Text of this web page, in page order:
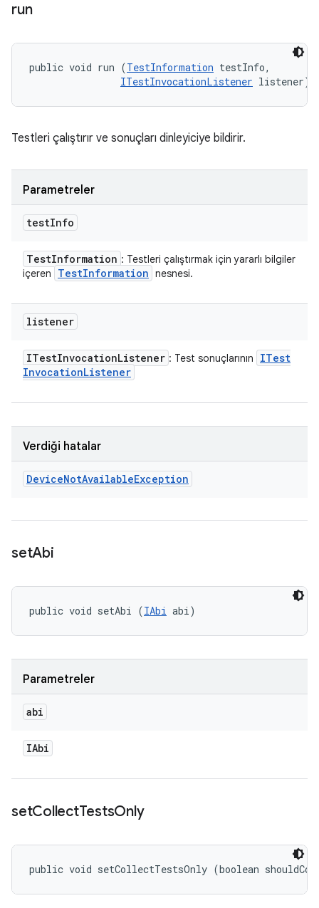
run
public void run (TestInformation testInfo,
ITestInvocationListener listener)
Testleri çalıştırır ve sonuçları dinleyiciye bildirir.
Parametreler
testInfo
TestInformation : Testleri çalıştırmak için yararlı bilgiler
içeren
TestInformation nesnesi.
listener
ITestInvocationListener : Test sonuçlarının
ITest
InvocationListener
Verdiği hatalar
DeviceNotAvailableException
setAbi
public void setAbi (IAbi abi)
Parametreler
abi
IAbi
setCollectTestsOnly
public void setCollectTestsOnly (boolean